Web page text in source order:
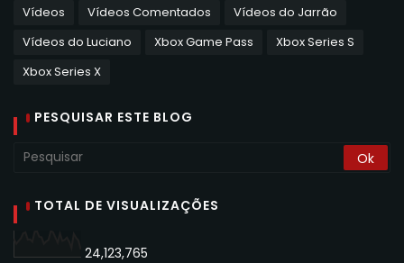
Vídeos
Vídeos Comentados
Vídeos do Jarrão
Vídeos do Luciano
Xbox Game Pass
Xbox Series S
Xbox Series X
PESQUISAR ESTE BLOG
TOTAL DE VISUALIZAÇÕES
24,123,765